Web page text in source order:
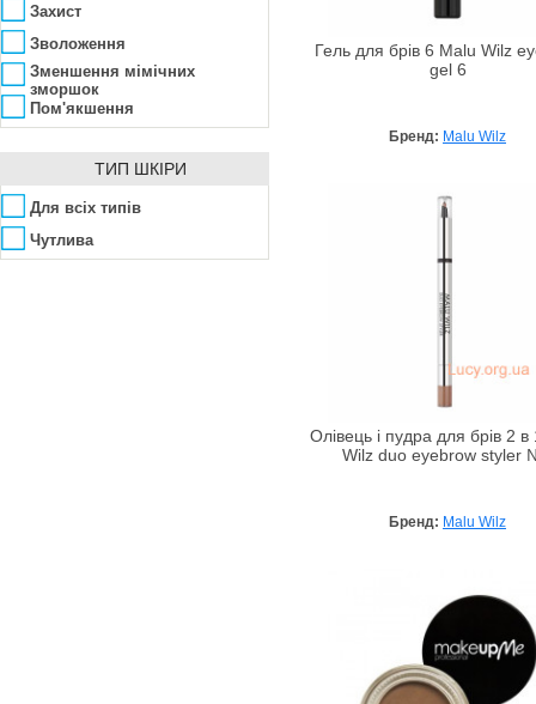
TheBalm
Tony Moly
Vivienne Sabo
Yves Saint Laurent
Zuii Organic
Захист
Зволоження
Зменшення мімічних
зморшок
Пом'якшення
ТИП ШКІРИ
Для всіх типів
Чутлива
Гель для брів 6 Malu Wilz
gel 6
Бренд: Malu Wilz
Олівець і пудра для брів 2
Wilz duo eyebrow styler
Бренд: Malu Wilz